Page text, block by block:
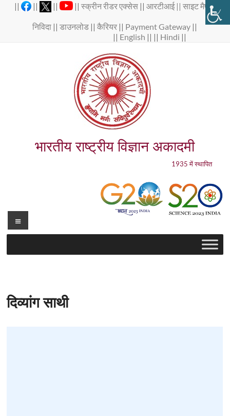
|| || || ||स्क्रीन रीडर एक्सेस ||आरटीआई ||साइट मैप||
निविदा ||डाउनलोड ||कैरियर || Payment Gateway ||
|| English || || Hindi ||
भारतीय राष्ट्रीय विज्ञान अकादमी
1935 में स्थापित
Menu
दिव्यांग साथी